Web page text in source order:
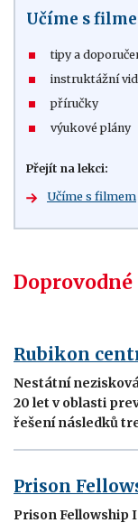
Učíme s
tipy a
instruktážní
příručky
výukové plány
Přejít na lekci:
Učíme s filmem
Rubikon
Nestátní
20 let v oblasti
řešení následků
Prison
Prison Fellowship